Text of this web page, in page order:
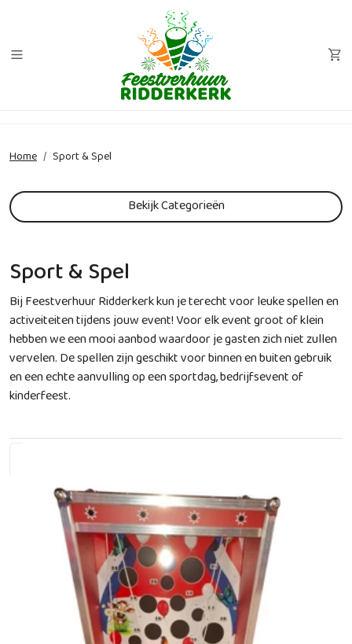
Home Sport & Spel
Bekijk Categorieën
Sport & Spel
Bij Feestverhuur Ridderkerk kun je terecht voor leuke spellen en
activeiteiten tijdens jouw event! Voor elk event groot of klein
hebben we een mooi aanbod waardoor je gasten zich niet zullen
vervelen. De spellen zijn geschikt voor binnen en buiten gebruik
en een echte aanvulling op een sportdag, bedrijfsevent of
kinderfeest.